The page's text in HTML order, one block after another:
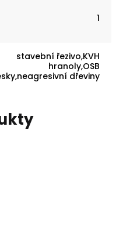
1
stavební řezivo,KVH
hranoly,OSB
dřeviny